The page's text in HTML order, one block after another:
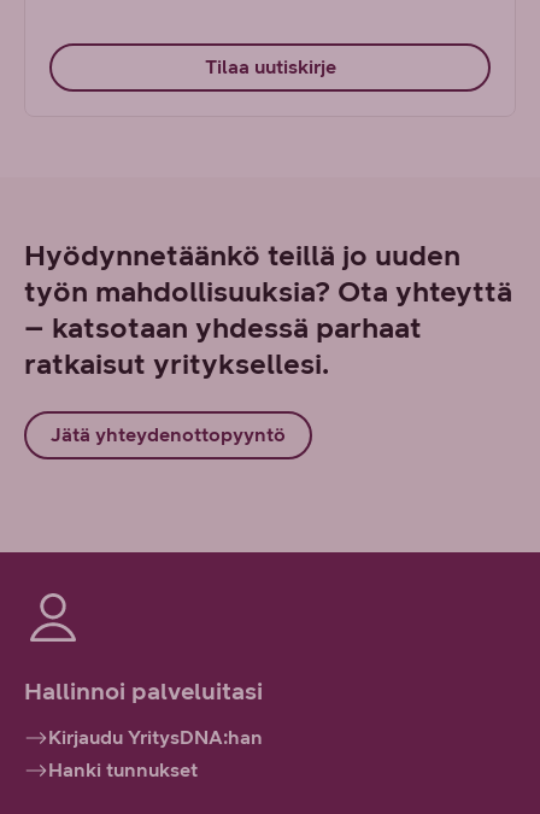
Tilaa uutiskirje
Hyödynnetäänkö teillä jo uuden
työn mahdollisuuksia? Ota yhteyttä
– katsotaan yhdessä parhaat
ratkaisut yrityksellesi.
Jätä yhteydenottopyyntö
Hallinnoi palveluitasi
Kirjaudu YritysDNA:han
Hanki tunnukset